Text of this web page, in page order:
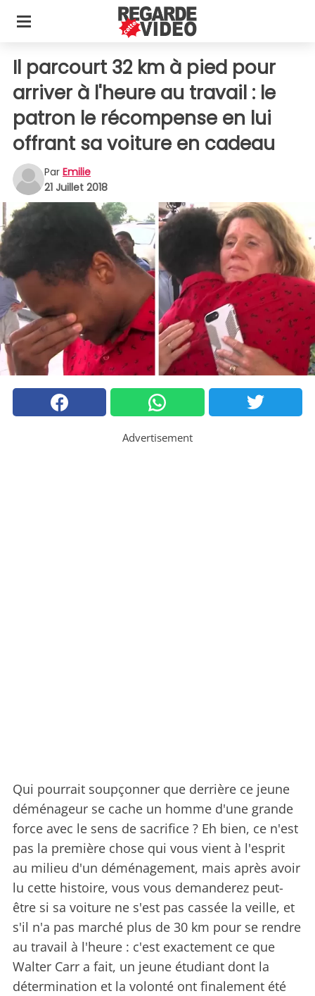
Il parcourt 32 km à pied pour
arriver à l'heure au travail : le
patron le récompense en lui
offrant sa voiture en cadeau
Par Emilie
21 Juillet 2018
Advertisement
Qui pourrait soupçonner que derrière ce jeune
déménageur se cache un homme d'une grande
force avec le sens de sacrifice ? Eh bien, ce n'est
pas la première chose qui vous vient à l'esprit
au milieu d'un déménagement, mais après avoir
lu cette histoire, vous vous demanderez peut-
être si sa voiture ne s'est pas cassée la veille, et
s'il n'a pas marché plus de 30 km pour se rendre
au travail à l'heure : c'est exactement ce que
Walter Carr a fait, un jeune étudiant dont la
détermination et la volonté ont finalement été